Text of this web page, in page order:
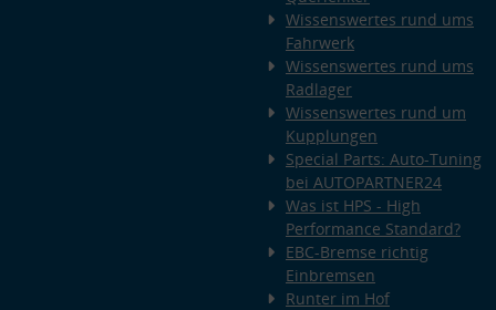
Wissenswertes rund ums
Fahrwerk
Wissenswertes rund ums
Radlager
Wissenswertes rund um
Kupplungen
Special Parts: Auto-Tuning
bei AUTOPARTNER24
Was ist HPS - High
Performance Standard?
EBC-Bremse richtig
Einbremsen
Runter im Hof